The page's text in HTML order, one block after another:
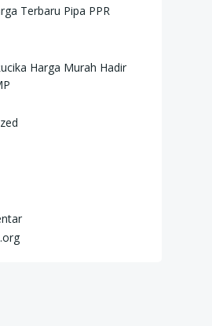
Terbaru Pipa PPR
Harga Murah Hadir